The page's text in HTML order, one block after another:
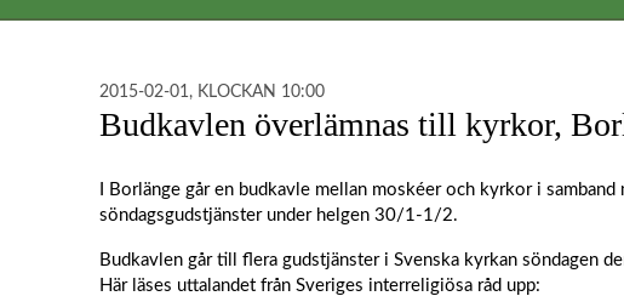
2015-02-01, KLOCKAN 10:00
Budkavlen överlämnas till kyrkor,
I Borlänge går en budkavle mellan moskéer och kyrkor i
söndagsgudstjänster under helgen 30/1-1/2.
Budkavlen går till flera gudstjänster i Svenska kyrkan söndagen
Här läses uttalandet från Sveriges interreligiösa råd upp: